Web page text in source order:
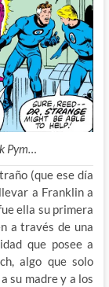
Pym…
(que ese día
a Franklin a
ella su primera
a través de una
que posee a
algo que solo
su madre y a los